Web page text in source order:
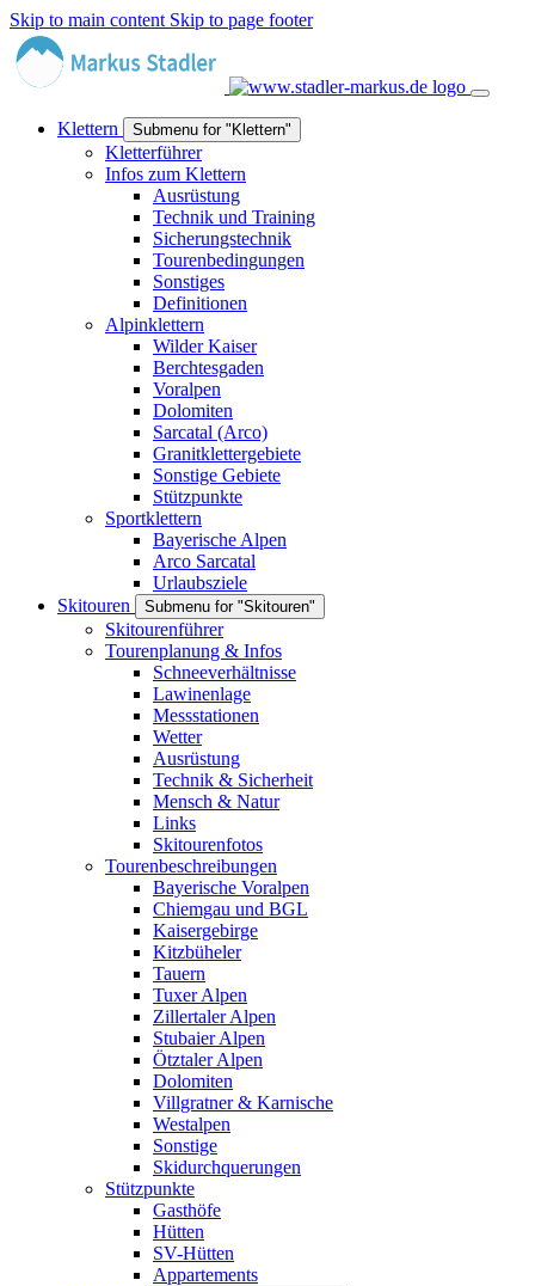
Skip to main content Skip to page footer
Klettern Submenu for "Klettern"
Kletterführer
Infos zum Klettern
Ausrüstung
Technik und Training
Sicherungstechnik
Tourenbedingungen
Sonstiges
Definitionen
Alpinklettern
Wilder Kaiser
Berchtesgaden
Voralpen
Dolomiten
Sarcatal (Arco)
Granitklettergebiete
Sonstige Gebiete
Stützpunkte
Sportklettern
Bayerische Alpen
Arco Sarcatal
Urlaubsziele
Skitouren
Submenu for "Skitouren"
Skitourenführer
Tourenplanung & Infos
Schneeverhältnisse
Lawinenlage
Messstationen
Wetter
Ausrüstung
Technik & Sicherheit
Mensch & Natur
Links
Skitourenfotos
Tourenbeschreibungen
Bayerische Voralpen
Chiemgau und BGL
Kaisergebirge
Kitzbüheler
Tauern
Tuxer Alpen
Zillertaler Alpen
Stubaier Alpen
Ötztaler Alpen
Dolomiten
Villgratner & Karnische
Westalpen
Sonstige
Skidurchquerungen
Stützpunkte
Gasthöfe
Hütten
SV-Hütten
Appartements